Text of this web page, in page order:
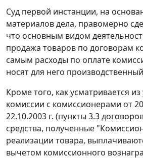
Суд первой инстанции, на
материалов дела, правомерно
что основным видом
продажа товаров по договорам
самым расходы по оплате
носят для него
Кроме того, как усматривается
комиссии с комиссионерами от
22.10.2003 г. (пункты 3.3
средства, полученные
реализации товара,
вычетом комиссионного